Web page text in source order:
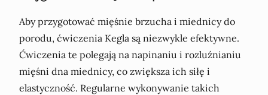
Aby przygotować mięśnie brzucha i miednicy do
porodu, ćwiczenia Kegla są niezwykle efektywne.
Ćwiczenia te polegają na napinaniu i rozluźnianiu
mięśni dna miednicy, co zwiększa ich siłę i
elastyczność. Regularne wykonywanie takich